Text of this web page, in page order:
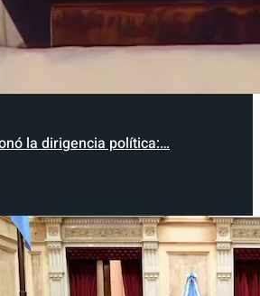
la dirigencia política:…